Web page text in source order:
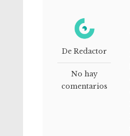
De Redactor
No hay
comentarios